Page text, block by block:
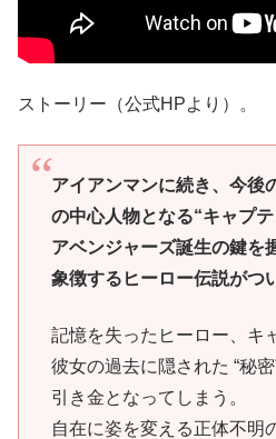
ストーリー（公式HPより）。
アイアンマンに続き、今後
の中心人物となる“キャプテ
アベンジャーズ誕生の鍵を
象徴するヒーロー伝説がつ
記憶を失ったヒーロー、キ
彼女の過去に隠された “秘
引き金となってしまう。
自在に姿を変える正体不明